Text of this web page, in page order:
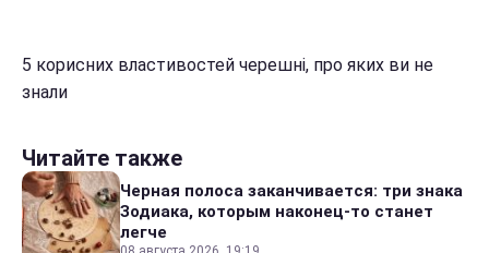
5 корисних властивостей черешні, про яких ви не
знали
Читайте также
Черная полоса заканчивается: три знака
Зодиака, которым наконец-то станет
легче